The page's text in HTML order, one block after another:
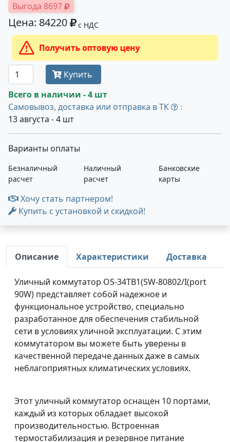
Выгода 8697
Цена: 84220 с НДС
Получить оптовую цену
Купить
Всего в наличии - 4 шт
Самовывоз, доставка или отправка в ТК
:
13 августа - 4 шт
Варианты оплаты
Безналичный
расчет
Наличный
расчет
Банковские
карты
Хочу стать партнером!
Купить с установкой и скидкой!
Описание Характеристики Доставка
Уличный коммутатор OS-34TB1(SW-80802/I(port
90W) представляет собой надежное и
функциональное устройство, специально
разработанное для обеспечения стабильной
сети в условиях уличной эксплуатации. С этим
коммутатором вы можете быть уверены в
качественной передаче данных даже в самых
неблагоприятных климатических условиях.
Этот уличный коммутатор оснащен 10 портами,
каждый из которых обладает высокой
производительностью. Встроенная
термостабилизация и резервное питание